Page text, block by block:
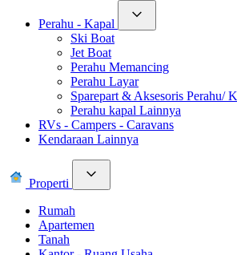
Perahu - Kapal
Ski Boat
Jet Boat
Perahu Memancing
Perahu Layar
Sparepart & Aksesoris Perahu/
Perahu kapal Lainnya
RVs - Campers - Caravans
Kendaraan Lainnya
Properti
Rumah
Apartemen
Tanah